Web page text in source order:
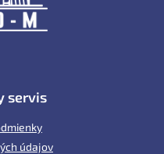
servis
údajov